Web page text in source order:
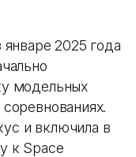
2025 года
модельных
и включила в
к Space